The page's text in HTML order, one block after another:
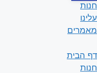
חנות
עלינו
מאמרים
דף הבית
חנות